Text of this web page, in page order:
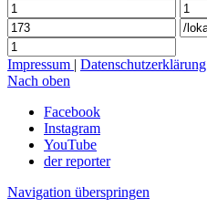
Impressum | Datenschutzerklärung
Nach oben
Facebook
Instagram
YouTube
der reporter
Navigation überspringen